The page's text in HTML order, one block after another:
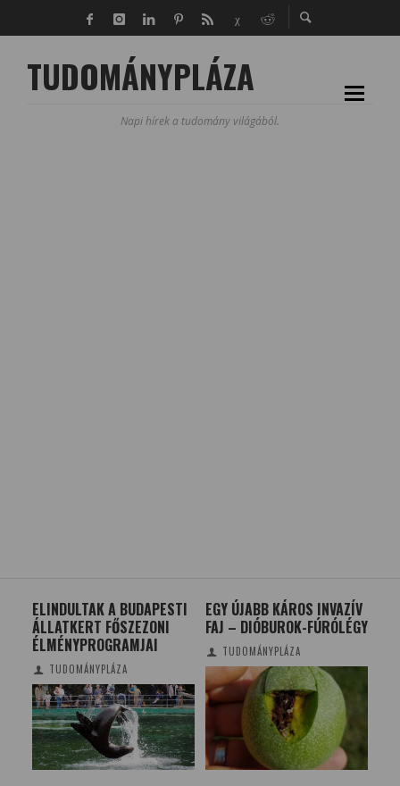
TUDOMÁNYPLÁZA
Napi hírek a tudomány világából.
ELINDULTAK A BUDAPESTI
ÁLLATKERT FŐSZEZONI
ÉLMÉNYPROGRAMJAI
TUDOMÁNYPLÁZA
EGY ÚJABB KÁROS INVAZÍV
FAJ – DIÓBUROK-FÚRÓLÉGY
TUDOMÁNYPLÁZA